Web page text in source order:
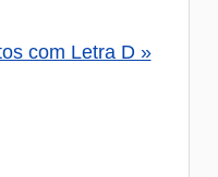
com Letra D »